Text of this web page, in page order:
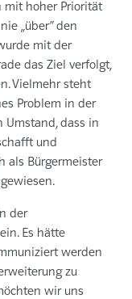
mit hoher Priorität
„über“ den
mit der
das Ziel verfolgt,
Vielmehr steht
Problem in der
Umstand, dass in
und
als Bürgermeister
der
Es hätte
werden
zu
wir uns